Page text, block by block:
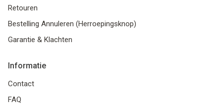
Retouren
Bestelling Annuleren (Herroepingsknop)
Garantie & Klachten
Informatie
Contact
FAQ